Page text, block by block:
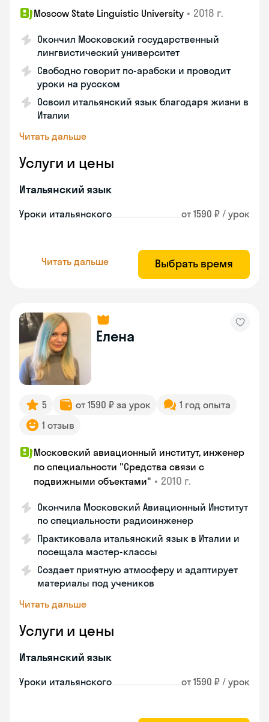
Moscow State Linguistic University • 2018 г.
Окончил Московский государственный
лингвистический университет
Свободно говорит по-арабски и проводит
уроки на русском
Освоил итальянский язык благодаря жизни в
Италии
Читать дальше
Услуги и цены
Итальянский язык
Уроки итальянского от 1590 ₽ / урок
Читать дальше Выбрать время
Елена
5 от 1590 ₽ за урок
1 год опыта
1 отзыв
Московский авиационный институт, инженер
по специальности "Средства связи с
подвижными объектами" • 2010 г.
Окончила Московский Авиационный Институт
по специальности радиоинженер
Практиковала итальянский язык в Италии и
посещала мастер-классы
Создает приятную атмосферу и адаптирует
материалы под учеников
Читать дальше
Услуги и цены
Итальянский язык
Уроки итальянского от 1590 ₽ / урок